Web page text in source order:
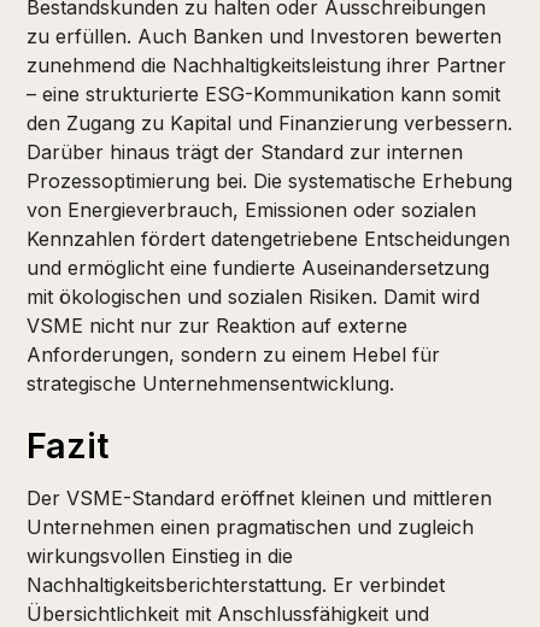
Bestandskunden zu halten oder Ausschreibungen
zu erfüllen. Auch Banken und Investoren bewerten
zunehmend die Nachhaltigkeitsleistung ihrer Partner
– eine strukturierte ESG-Kommunikation kann somit
den Zugang zu Kapital und Finanzierung verbessern.
Darüber hinaus trägt der Standard zur internen
Prozessoptimierung bei. Die systematische Erhebung
von Energieverbrauch, Emissionen oder sozialen
Kennzahlen fördert datengetriebene Entscheidungen
und ermöglicht eine fundierte Auseinandersetzung
mit ökologischen und sozialen Risiken. Damit wird
VSME nicht nur zur Reaktion auf externe
Anforderungen, sondern zu einem Hebel für
strategische Unternehmensentwicklung.
Fazit
Der VSME-Standard eröffnet kleinen und mittleren
Unternehmen einen pragmatischen und zugleich
wirkungsvollen Einstieg in die
Nachhaltigkeitsberichterstattung. Er verbindet
Übersichtlichkeit mit Anschlussfähigkeit und